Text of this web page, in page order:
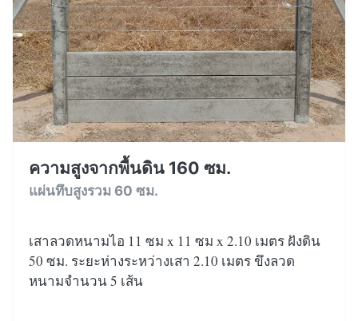
ความสูงจากพื้นดิน 160 ซม.
แผ่นทึบสูงรวม 60 ซม.
เสาลวดหนามไอ 11 ซม x 11 ซม x 2.10 เมตร ฝังดิน
50 ซม. ระยะห่างระหว่างเสา 2.10 เมตร ขึงลวด
หนามจำนวน 5 เส้น